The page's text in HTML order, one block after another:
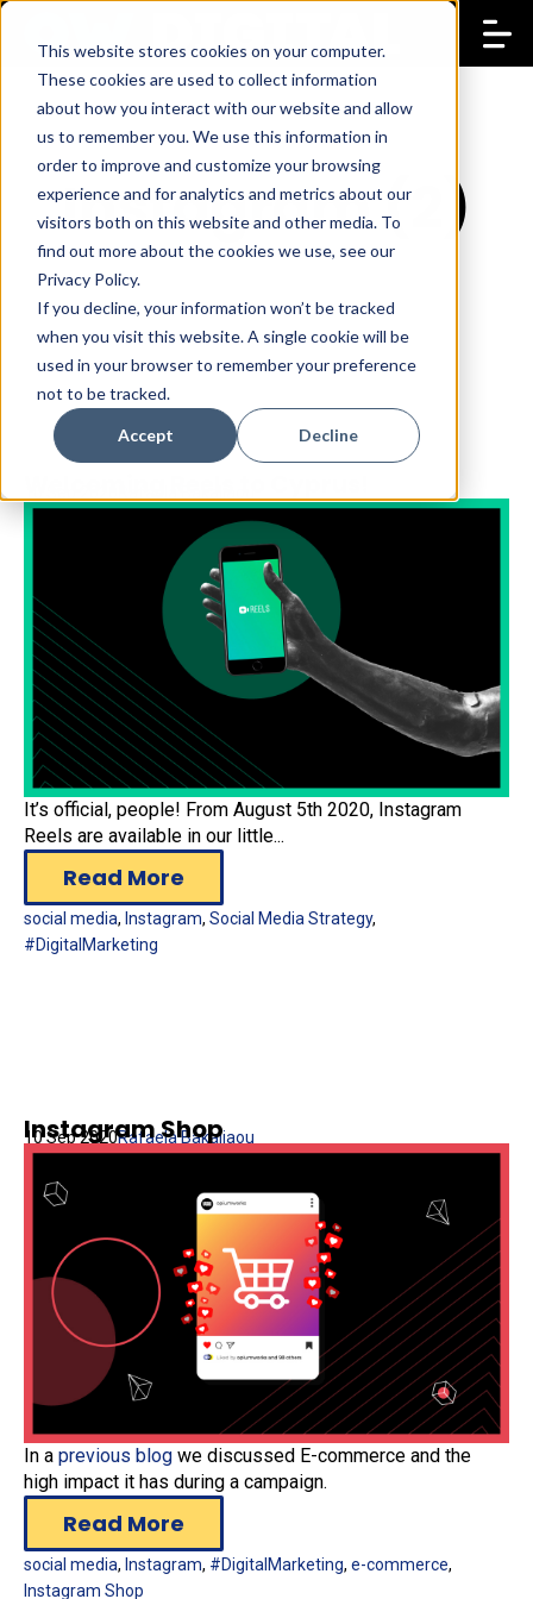
This website stores cookies on your computer.
These cookies are used to collect information
about how you interact with our website and allow
us to remember you. We use this information in
order to improve and customize your browsing
experience and for analytics and metrics about our
visitors both on this website and other media. To
find out more about the cookies we use, see our
Privacy Policy.
If you decline, your information won’t be tracked
when you visit this website. A single cookie will be
used in your browser to remember your preference
not to be tracked.
Accept Decline
Instagram (2)
It’s official, people! From August 5th 2020, Instagram
Reels are available in our little...
Read More
social media, Instagram, Social Media Strategy,
#DigitalMarketing
Instagram Shop
10 Sep 2020Rafaela Bakaliaou
In a previous blog we discussed E-commerce and the
high impact it has during a campaign.
Read More
social media, Instagram, #DigitalMarketing, e-commerce,
Instagram Shop